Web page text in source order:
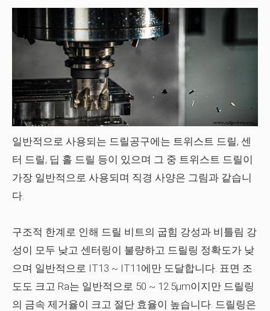
일반적으로 사용되는 드릴공구에는 트위스트 드릴, 센
터 드릴, 딥 홀 드릴 등이 있으며 그 중 트위스트 드릴이
가장 일반적으로 사용되며 직경 사양은 그림과 같습니
다.
구조적 한계로 인해 드릴 비트의 굽힘 강성과 비틀림 강
성이 모두 낮고 센터링이 불량하고 드릴링 정확도가 낮
으며 일반적으로 IT13 ~ IT11에만 도달합니다. 표면 조
도도 크고 Ra는 일반적으로 50 ~ 12.5μm이지만 드릴링
의 금속 제거율이 크고 절단 효율이 높습니다. 드릴링은